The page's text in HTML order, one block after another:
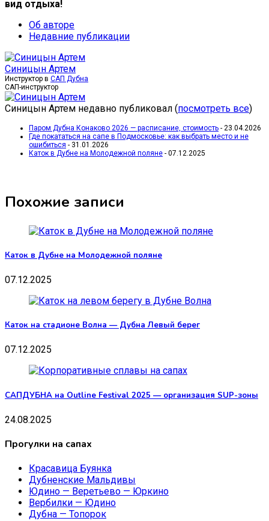
вид отдыха!
Об авторе
Недавние публикации
Синицын Артем
Инструктор в САП Дубна
САП-инструктор
Синицын Артем недавно публиковал (посмотреть все)
Паром Дубна Конаково 2026 — расписание, стоимость - 23.04.2026
Где покататься на сапе в Подмосковье: как выбрать место и не
ошибиться - 31.01.2026
Каток в Дубне на Молодежной поляне - 07.12.2025
Похожие записи
Каток в Дубне на Молодежной поляне
07.12.2025
Каток на стадионе Волна — Дубна Левый берег
07.12.2025
САПДУБНА на Outline Festival 2025 — организация SUP-зоны
24.08.2025
Прогулки на сапах
Красавица Буянка
Дубненские Мальдивы
Юдино — Веретьево — Юркино
Вербилки — Юдино
Дубна — Топорок